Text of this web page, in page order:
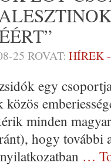
25 ROVAT: HÍREK
egy
közös
minden
hogy további
…